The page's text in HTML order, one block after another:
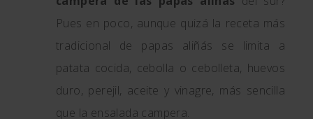
Pues en poco, aunque quizá la receta más
tradicional de papas aliñás se limita a
patata cocida, cebolla o cebolleta, huevos
duro, perejil, aceite y vinagre, más sencilla
que la ensalada campera.